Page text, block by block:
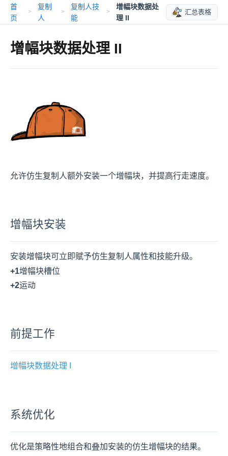
首
页
>
复制
人
>
复制人技
能
>
增幅块数据处
理 II
汇总表格
增幅块数据处理 II
允许仿生复制人额外安装一个增幅块，并提高行走速度。
增幅块安装
安装增幅块可立即赋予仿生复制人属性和技能升级。
+1增幅块槽位
+2运动
前提工作
增幅块数据处理 I
系统优化
优化是策略性地组合和叠加安装的仿生增幅块的结果。